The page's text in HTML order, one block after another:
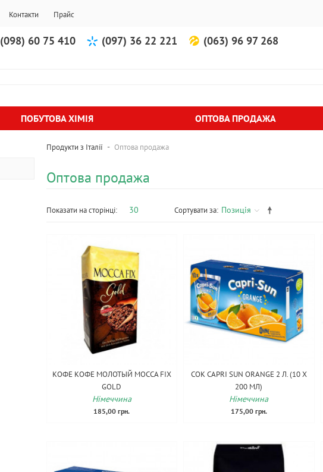
Контакти Прайс
(098) 60 75 410 (097) 36 22 221 (063) 96 97 268
ПОБУТОВА ХІМІЯ ОПТОВА ПРОДАЖА
Продукти з Італії - Оптова продажа
Оптова продажа
Показати на сторінці: 30 Сортувати за: Позиція
КОФЕ КОФЕ МОЛОТЫЙ MOCCA FIX
GOLD
Німеччина
185,00 грн.
СОК CAPRI SUN ORANGE 2 Л. (10 Х
200 МЛ)
Німеччина
175,00 грн.